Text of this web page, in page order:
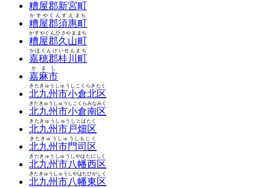
糟屋郡新宮町
糟屋郡須惠町
かすやぐんすえまち
糟屋郡久山町
かすやぐんひさやままち
嘉穂郡桂川町
かほぐんけいせんまち
嘉麻市
かまし
北九州市小倉北区
きたきゅうしゅうしこくらきたく
北九州市小倉南区
きたきゅうしゅうしこくらみなみく
北九州市戸畑区
きたきゅうしゅうしとばたく
北九州市門司区
きたきゅうしゅうしもじく
北九州市八幡西区
きたきゅうしゅうしやはたにしく
北九州市八幡東区
きたきゅうしゅうしやはたひがしく